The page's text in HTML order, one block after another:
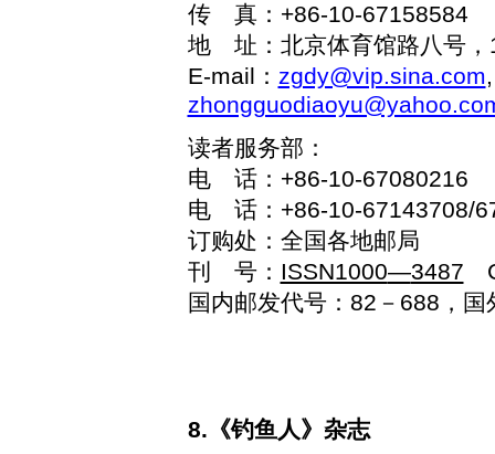
传 真： +86-10-67158584
地 址：北京体育馆路八号，
E-mail ： zgdy@vip.sina.com,
读者服务部：
电 话： +86-10-67080216
电 话： +86-10-67143708/
订购处：全国各地邮局
刊 号： ISSN1000—3487
国内邮发代号： 82 － 688 ，
8.《钓鱼人》杂志